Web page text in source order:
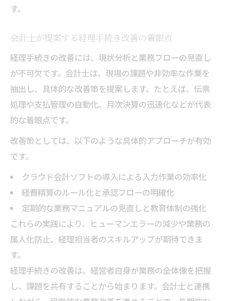
事務所協力で実現する経営戦略の一体化
会計士事務所が担う安定経営へのアプロー
チ
経営の安定化に直結する会計士のサポート
体制
事例から学ぶ都内での経理手続き成功のコツ
会計士事務所が導く成功事例に学ぶ経理改
都内で実践された経理手続きの最適化事例
会計士との連携から得られる実務的な気付
き
経理体制見直しで収益向上を実現した事務
所の工夫
ント
す。
会計士が提案する経理手続き改善の着眼点
経理手続きの改善には、現状分析と業務フローの見直し
が不可欠です。会計士は、現場の課題や非効率な作業を
抽出し、具体的な改善策を提案します。たとえば、伝票
処理や支払管理の自動化、月次決算の迅速化などが代表
的な着眼点です。
改善策としては、以下のような具体的アプローチが有効
です。
クラウド会計ソフトの導入による入力作業の効率化
経費精算のルール化と承認フローの明確化
定期的な業務マニュアルの見直しと教育体制の強化
これらの実践により、ヒューマンエラーの減少や業務の
属人化防止、経理担当者のスキルアップが期待できま
す。
経理手続きの改善は、経営者自身が業務の全体像を把握
し、課題を共有することから始まります。会計士と連携